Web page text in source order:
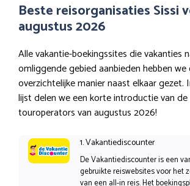
Beste reisorganisaties Sissi
augustus 2026
Alle vakantie-boekingssites die vakanties
omliggende gebied aanbieden hebben we
overzichtelijke manier naast elkaar gezet.
lijst delen we een korte introductie van
touroperators van augustus 2026!
1. Vakantiediscounter
De Vakantiediscounter is een
gebruikte reiswebsites voor het
van een all-in reis. Het